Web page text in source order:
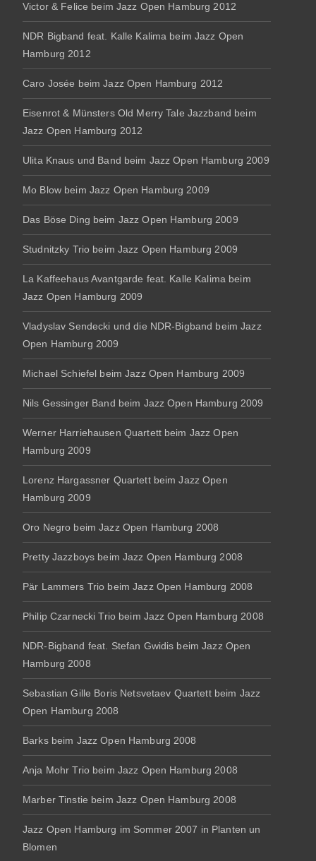
Victor & Felice beim Jazz Open Hamburg 2012
NDR Bigband feat. Kalle Kalima beim Jazz Open
Hamburg 2012
Caro Josée beim Jazz Open Hamburg 2012
Eisenrot & Münsters Old Merry Tale Jazzband beim
Jazz Open Hamburg 2012
Ulita Knaus und Band beim Jazz Open Hamburg 2009
Mo Blow beim Jazz Open Hamburg 2009
Das Böse Ding beim Jazz Open Hamburg 2009
Studnitzky Trio beim Jazz Open Hamburg 2009
La Kaffeehaus Avantgarde feat. Kalle Kalima beim
Jazz Open Hamburg 2009
Vladyslav Sendecki und die NDR-Bigband beim Jazz
Open Hamburg 2009
Michael Schiefel beim Jazz Open Hamburg 2009
Nils Gessinger Band beim Jazz Open Hamburg 2009
Werner Harriehausen Quartett beim Jazz Open
Hamburg 2009
Lorenz Hargassner Quartett beim Jazz Open
Hamburg 2009
Oro Negro beim Jazz Open Hamburg 2008
Pretty Jazzboys beim Jazz Open Hamburg 2008
Pär Lammers Trio beim Jazz Open Hamburg 2008
Philip Czarnecki Trio beim Jazz Open Hamburg 2008
NDR-Bigband feat. Stefan Gwidis beim Jazz Open
Hamburg 2008
Sebastian Gille Boris Netsvetaev Quartett beim Jazz
Open Hamburg 2008
Barks beim Jazz Open Hamburg 2008
Anja Mohr Trio beim Jazz Open Hamburg 2008
Marber Tinstie beim Jazz Open Hamburg 2008
Jazz Open Hamburg im Sommer 2007 in Planten un
Blomen